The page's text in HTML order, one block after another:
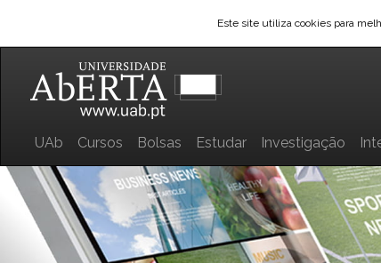
Este site utiliza cookies para
UAb Cursos Bolsas Estudar Investigação